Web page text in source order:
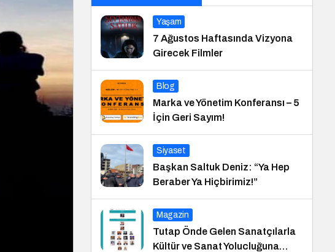
Yaşam
7 Ağustos Haftasında Vizyona
Girecek Filmler
Blog
Marka ve Yönetim Konferansı – 5
İçin Geri Sayım!
Siyaset
Başkan Saltuk Deniz: “Ya Hep
Beraber Ya Hiçbirimiz!”
Magazin
Tutap Önde Gelen Sanatçılarla
Kültür ve Sanat Yolucluğuna